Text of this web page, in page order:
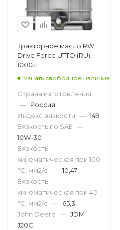
Тракторное масло RW
Drive Force UTTO (RU),
1000л
Узнать свободное наличие
Страна изготовления
— Россия
Индекс вязкости — 149
Вязкость по SAE —
10W-30
Вязкость
кинематическая при 100
°С, мм2/с — 10,47
Вязкость
кинематическая при 40
°С, мм2/с — 65,3
John Deere — JDM
J20C